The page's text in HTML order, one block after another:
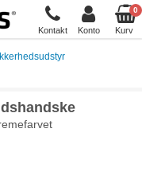
Kontakt Konto
0
Kurv